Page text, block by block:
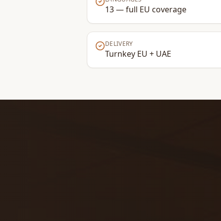
13 — full EU coverage
DELIVERY
Turnkey EU + UAE